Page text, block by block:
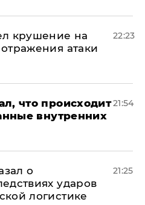
крушение на
атаки
22:23
что происходит
внутренних
21:54
о
ударов
логистике
21:25